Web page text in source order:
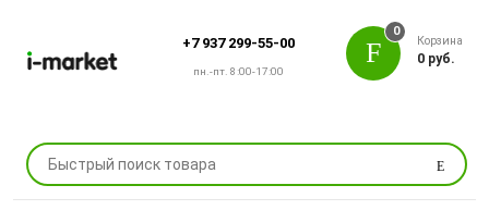
+7 937 299-55-00
пн.-пт. 8:00-17:00
Поиск
0
Корзина
0 руб.